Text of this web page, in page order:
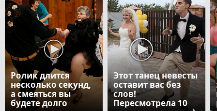
Ролик длится
несколько секунд,
а смеяться вы
будете долго
Этот танец невесты
оставит вас без
слов!
Пересмотрела 10